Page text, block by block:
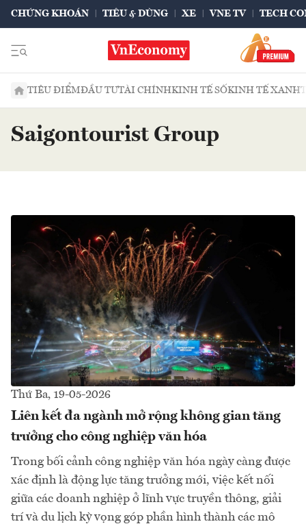
CHỨNG KHOÁN TIÊU & DÙNG XE VNE TV TECH
TIÊU ĐIỂMĐẦU TƯTÀI CHÍNHKINH TẾ SỐKINH TẾ XANH
Saigontourist Group
Thứ Ba, 19-05-2026
Liên kết đa ngành mở rộng không gian tăng
trưởng cho công nghiệp văn hóa
Trong bối cảnh công nghiệp văn hóa ngày càng được
xác định là động lực tăng trưởng mới, việc kết nối
giữa các doanh nghiệp ở lĩnh vực truyền thông, giải
trí và du lịch kỳ vọng góp phần hình thành các mô